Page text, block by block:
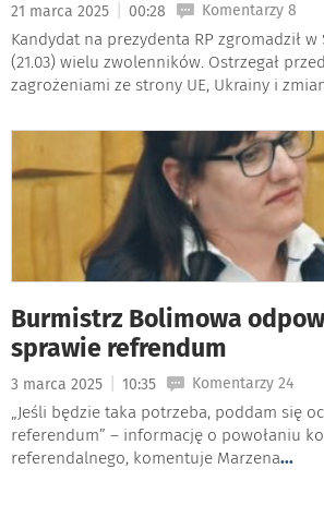
21 marca 2025 00:28 Komentarzy 8
Kandydat na prezydenta RP zgromadził
(21.03) wielu zwolenników. Ostrzegał
zagrożeniami ze strony UE, Ukrainy i
Burmistrz Bolimowa
sprawie refrendum
3 marca 2025 10:35 Komentarzy 24
„Jeśli będzie taka potrzeba, poddam się
referendum” – informację o powołaniu
referendalnego, komentuje Marzena...